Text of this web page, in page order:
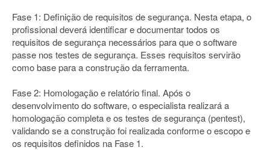
Fase 1: Definição de requisitos de segurança. Nesta etapa, o
profissional deverá identificar e documentar todos os
requisitos de segurança necessários para que o software
passe nos testes de segurança. Esses requisitos servirão
como base para a construção da ferramenta.
Fase 2: Homologação e relatório final. Após o
desenvolvimento do software, o especialista realizará a
homologação completa e os testes de segurança (pentest),
validando se a construção foi realizada conforme o escopo e
os requisitos definidos na Fase 1.